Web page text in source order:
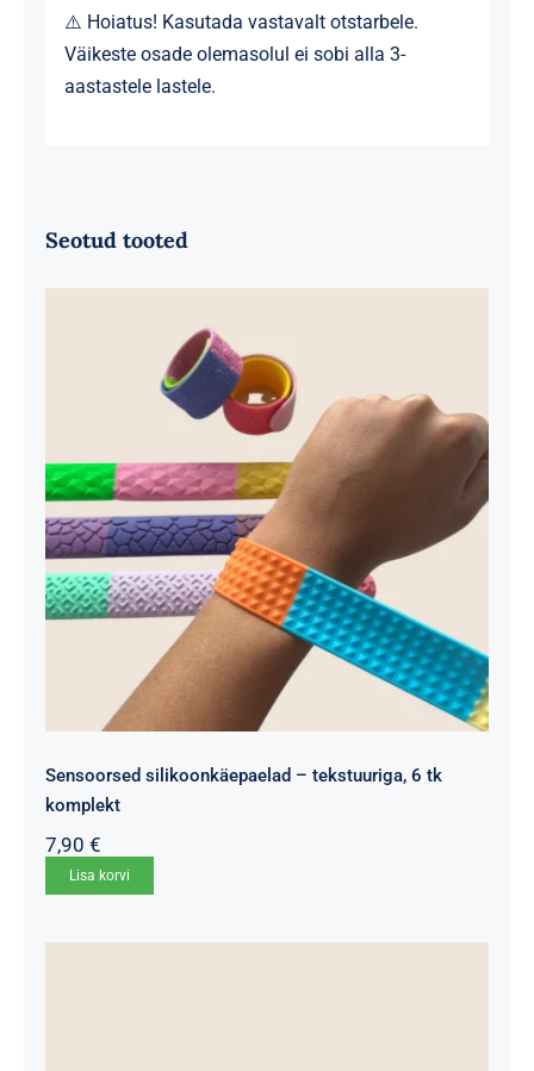
⚠️ Hoiatus! Kasutada vastavalt otstarbele.
Väikeste osade olemasolul ei sobi alla 3-
aastastele lastele.
Seotud tooted
Sensoorsed silikoonkäepaelad – tekstuuriga, 6 tk
komplekt
7,90 €
Lisa korvi